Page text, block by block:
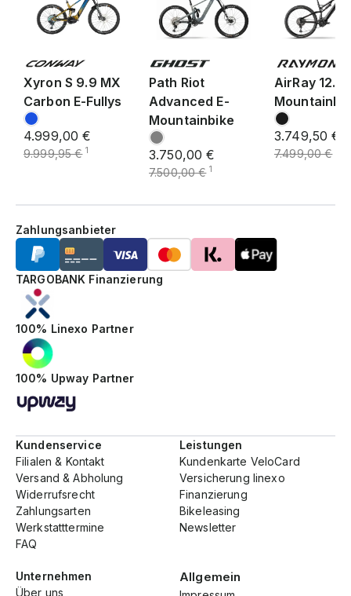
Xyron S 9.9 MX
Carbon E-Fullys
4.999,00 €
9.999,95 € 1
Path Riot
Advanced E-
Mountainbike
3.750,00 €
7.500,00 € 1
AirRay 12.0
3.749,50 €
7.499,00 €
100% Upway Partner
100% Linexo Partner
TARGOBANK Finanzierung
Zahlungsanbieter
Kundenservice
Filialen & Kontakt
Versand & Abholung
Widerrufsrecht
Zahlungsarten
Werkstatttermine
FAQ
Leistungen
Kundenkarte VeloCard
Versicherung linexo
Finanzierung
Bikeleasing
Newsletter
Unternehmen
Über uns
Allgemein